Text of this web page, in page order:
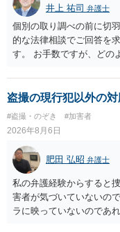
井上 祐司 弁護士
個別の取り調べの前に切
的な法律相談でご回答を
す。 お手数ですが、どの
の程度だと聞いているの
相談を受けられたうえで
一般論でいえば、任意取
り調べ内容を録音するこ
盗撮の現行犯以外の
#盗撮・のぞき #加害者
2026年8月6日
肥田 弘昭 弁護士
私の弁護経験からすると
害者が気づいていないの
ラに映っていないのであ